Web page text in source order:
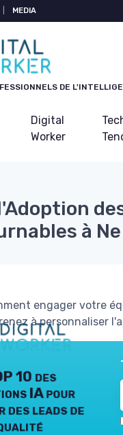
MEDIA
DE
Digital
Worker
à
engager votre
à personnaliser
10 des
IA pour
des leads de
cookies